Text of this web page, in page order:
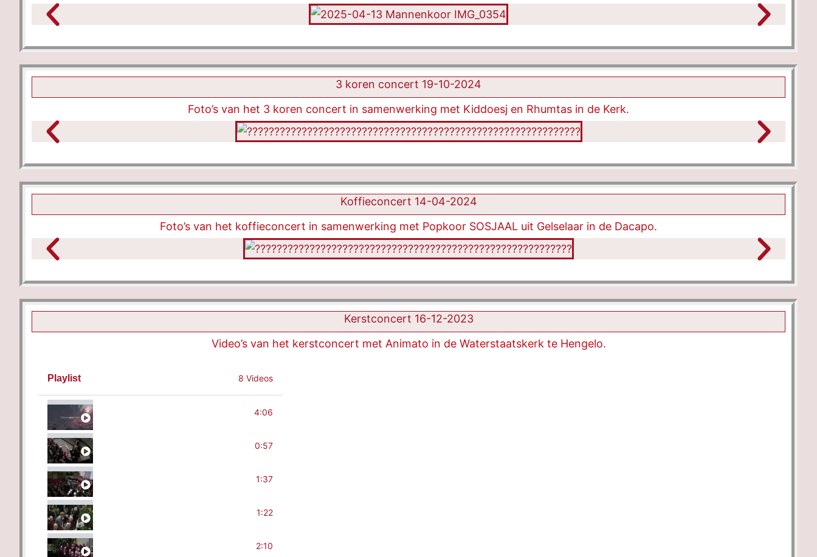
3 koren concert 19-10-2024
Foto’s van het 3 koren concert in samenwerking met Kiddoesj en Rhumtas in de Kerk.
Koffieconcert 14-04-2024
Foto’s van het koffieconcert in samenwerking met Popkoor SOSJAAL uit Gelselaar in de Dacapo.
Kerstconcert 16-12-2023
Video’s van het kerstconcert met Animato in de Waterstaatskerk te Hengelo.
Playlist 8 Videos
4:06
0:57
1:37
1:22
2:10